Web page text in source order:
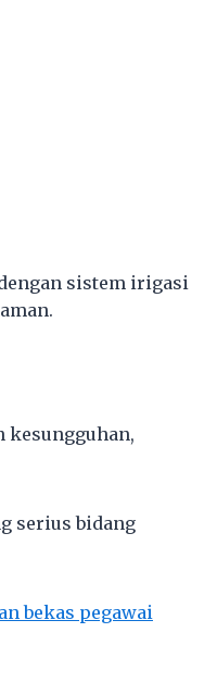
sistem irigasi
kesungguhan,
serius bidang
bekas pegawai